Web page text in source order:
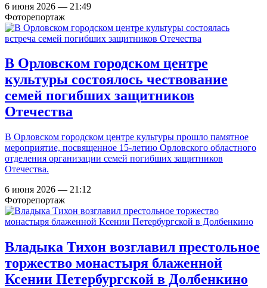
6 июня 2026 — 21:49
Фоторепортаж
В Орловском городском центре
культуры состоялось чествование
семей погибших защитников
Отечества
В Орловском городском центре культуры прошло памятное
мероприятие, посвященное 15-летию Орловского областного
отделения организации семей погибших защитников
Отечества.
6 июня 2026 — 21:12
Фоторепортаж
Владыка Тихон возглавил престольное
торжество монастыря блаженной
Ксении Петербургской в Долбенкино